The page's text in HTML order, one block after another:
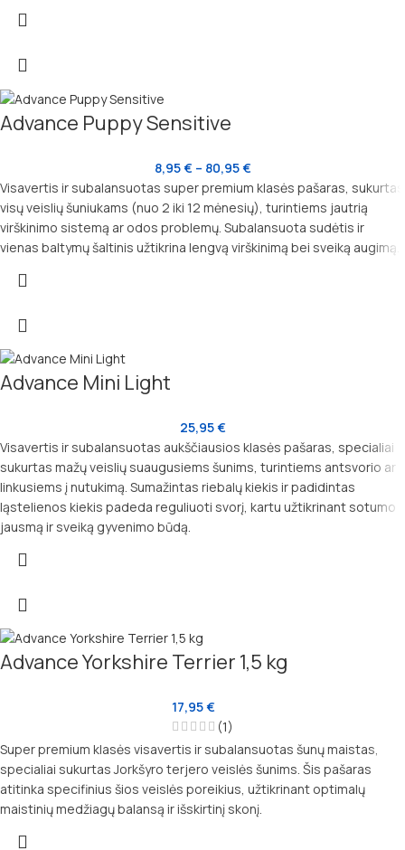
Advance Puppy Sensitive
8,95€ – 80,95€
Visavertis ir subalansuotas super premium klasės pašaras, sukurtas
visų veislių šuniukams (nuo 2 iki 12 mėnesių), turintiems jautrią
virškinimo sistemą ar odos problemų. Subalansuota sudėtis ir
vienas baltymų šaltinis užtikrina lengvą virškinimą bei sveiką augimą.
Advance Mini Light
25,95€
Visavertis ir subalansuotas aukščiausios klasės pašaras, specialiai
sukurtas mažų veislių suaugusiems šunims, turintiems antsvorio ar
linkusiems į nutukimą. Sumažintas riebalų kiekis ir padidintas
ląstelienos kiekis padeda reguliuoti svorį, kartu užtikrinant sotumo
jausmą ir sveiką gyvenimo būdą.
Advance Yorkshire Terrier 1,5 kg
17,95€
(1)
Super premium klasės visavertis ir subalansuotas šunų maistas,
specialiai sukurtas Jorkšyro terjero veislės šunims. Šis pašaras
atitinka specifinius šios veislės poreikius, užtikrinant optimalų
maistinių medžiagų balansą ir išskirtinį skonį.